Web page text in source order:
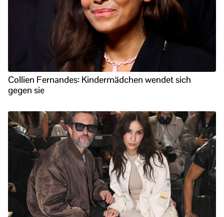
Collien Fernandes: Kindermädchen wendet sich
gegen sie